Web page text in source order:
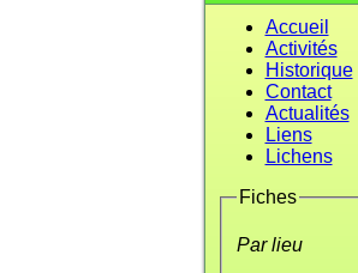
Accueil
Activités
Historique
Contact
Actualités
Liens
Lichens
Fiches
Par lieu